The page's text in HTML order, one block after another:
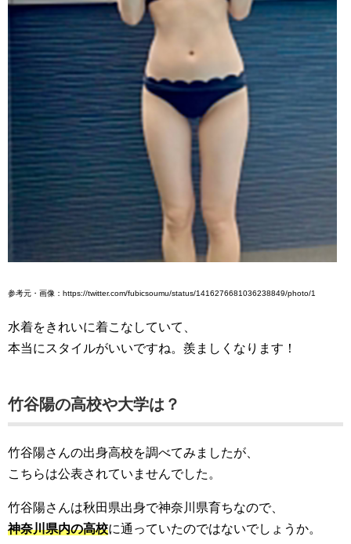
参考元・画像：https://twitter.com/fubicsoumu/status/1416276681036238849/photo/1
水着をきれいに着こなしていて、
本当にスタイルがいいですね。羨ましくなります！
竹谷陽の高校や大学は？
竹谷陽さんの出身高校を調べてみましたが、
こちらは公表されていませんでした。
竹谷陽さんは秋田県出身で神奈川県育ちなので、
神奈川県内の高校に通っていたのではないでしょうか。